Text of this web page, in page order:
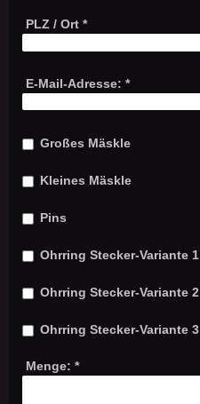
PLZ / Ort*
E-Mail-Adresse: *
Großes Mäskle
Kleines Mäskle
Pins
Ohrring Stecker-Variante 1
Ohrring Stecker-Variante 2
Ohrring Stecker-Variante 3
Menge: *